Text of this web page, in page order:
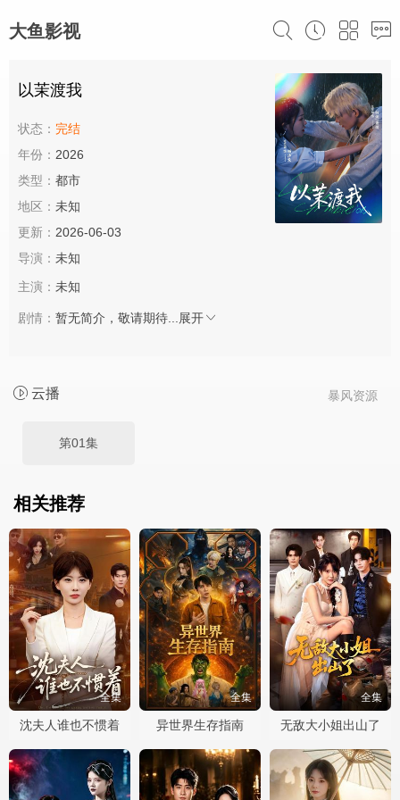
大鱼影视
以茉渡我
状态： 完结
年份： 2026
类型： 都市
地区： 未知
更新： 2026-06-03
导演： 未知
主演： 未知
剧情： 暂无简介，敬请期待... 展开
暴风资源
云播
第01集
相关推荐
全集
沈夫人谁也不惯着
全集
异世界生存指南
全集
无敌大小姐出山了